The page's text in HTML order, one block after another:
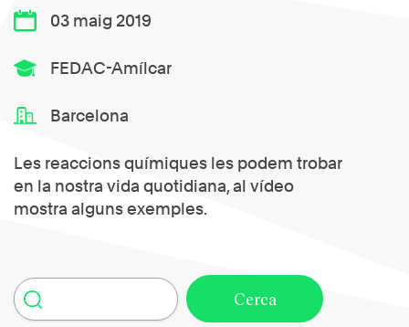
03 maig 2019
FEDAC-Amílcar
Barcelona
Les reaccions químiques les podem trobar
en la nostra vida quotidiana, al vídeo
mostra alguns exemples.